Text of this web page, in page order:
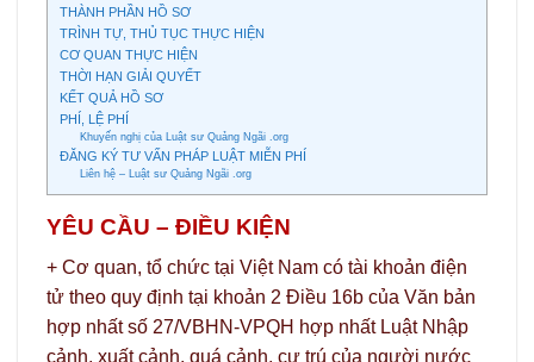
THÀNH PHẦN HỒ SƠ
TRÌNH TỰ, THỦ TỤC THỰC HIỆN
CƠ QUAN THỰC HIỆN
THỜI HẠN GIẢI QUYẾT
KẾT QUẢ HỒ SƠ
PHÍ, LỆ PHÍ
Khuyến nghị của Luật sư Quảng Ngãi .org
ĐĂNG KÝ TƯ VẤN PHÁP LUẬT MIỄN PHÍ
Liên hệ – Luật sư Quảng Ngãi .org
YÊU CẦU – ĐIỀU KIỆN
+ Cơ quan, tổ chức tại Việt Nam có tài khoản điện
tử theo quy định tại khoản 2 Điều 16b của Văn bản
hợp nhất số 27/VBHN-VPQH hợp nhất Luật Nhập
cảnh, xuất cảnh, quá cảnh, cư trú của người nước